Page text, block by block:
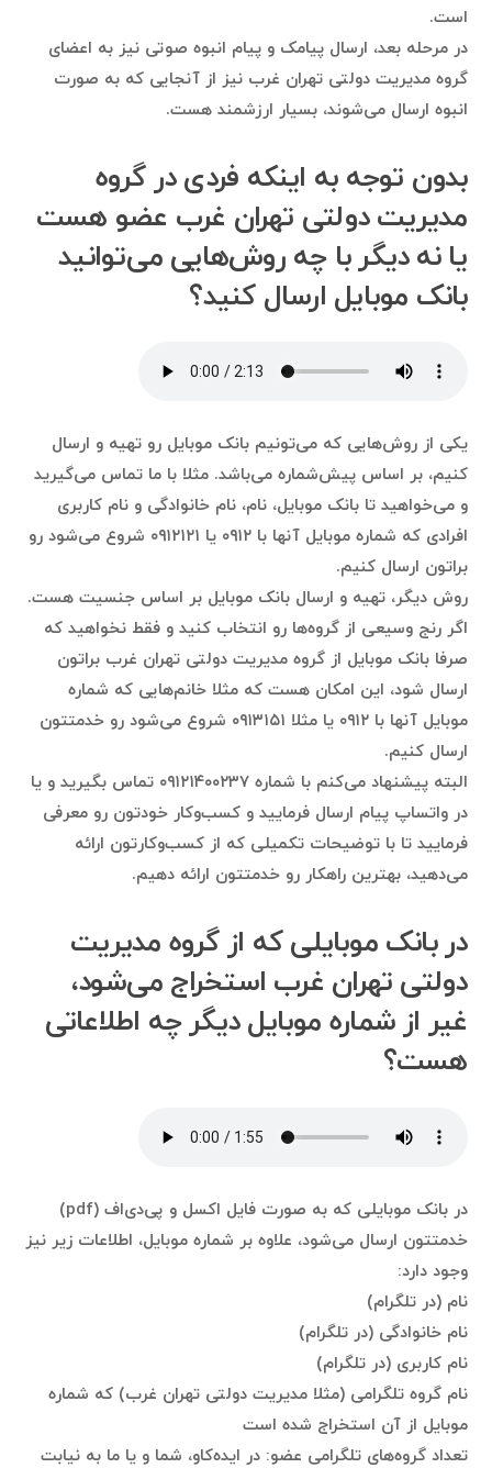
است.
در مرحله بعد، ارسال پیامک و پیام انبوه صوتی نیز به اعضای
گروه مدیریت دولتی تهران غرب نیز از آنجایی که به صورت
انبوه ارسال می‌شوند، بسیار ارزشمند هست.
بدون توجه به اینکه فردی در گروه
مدیریت دولتی تهران غرب عضو هست
یا نه دیگر با چه روش‌هایی می‌توانید
بانک موبایل ارسال کنید؟
یکی از روش‌هایی که می‌تونیم بانک موبایل رو تهیه و ارسال
کنیم، بر اساس پیش‌شماره می‌باشد. مثلا با ما تماس می‌گیرید
و می‌خواهید تا بانک موبایل، نام، نام خانوادگی و نام کاربری
افرادی که شماره موبایل آنها با ۰۹۱۲ یا ۰۹۱۲۱۲۱ شروع می‌شود رو
براتون ارسال کنیم.
روش دیگر، تهیه و ارسال بانک موبایل بر اساس جنسیت هست.
اگر رنج وسیعی از گروه‌ها رو انتخاب کنید و فقط نخواهید که
صرفا بانک موبایل از گروه مدیریت دولتی تهران غرب براتون
ارسال شود، این امکان هست که مثلا خانم‌هایی که شماره
موبایل آنها با ۰۹۱۲ یا مثلا ۰۹۱۳۱۵۱ شروع می‌شود رو خدمتتون
ارسال کنیم.
البته پیشنهاد می‌کنم با شماره ۰۹۱۲۱۴۰۰۲۳۷ تماس بگیرید و یا
در واتساپ پیام ارسال فرمایید و کسب‌وکار خودتون رو معرفی
فرمایید تا با توضیحات تکمیلی که از کسب‌وکارتون ارائه
می‌دهید، بهترین راهکار رو خدمتتون ارائه دهیم.
در بانک موبایلی که از گروه مدیریت
دولتی تهران غرب استخراج می‌شود،
غیر از شماره موبایل دیگر چه اطلاعاتی
هست؟
در بانک موبایلی که به صورت فایل اکسل و پی‌دی‌اف (pdf)
خدمتتون ارسال می‌شود، علاوه بر شماره موبایل، اطلاعات زیر نیز
وجود دارد:
نام (در تلگرام)
نام خانوادگی (در تلگرام)
نام کاربری (در تلگرام)
نام گروه تلگرامی (مثلا مدیریت دولتی تهران غرب) که شماره
موبایل از آن استخراج شده است
تعداد گروه‌های تلگرامی عضو: در ایده‌کاو، شما و یا ما به نیابت